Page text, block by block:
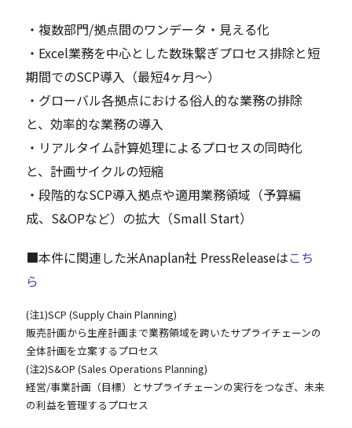
・複数部門/拠点間のワンデータ・見える化
・Excel業務を中心とした数珠繋ぎプロセス排除と短
期間でのSCP導入（最短4ヶ月～）
・グローバル各拠点における俗人的な業務の排除
と、効率的な業務の導入
・リアルタイム計算処理によるプロセスの同時化
と、計画サイクルの短縮
・段階的なSCP導入拠点や適用業務領域（予算編
成、S&OPなど）の拡大（Small Start）
■本件に関連した米Anaplan社 PressReleaseはこち
ら
(注1)SCP (Supply Chain Planning)
販売計画から生産計画まで業務領域を跨いたサプライチェーンの
全体計画を立案するプロセス
(注2)S&OP (Sales Operations Planning)
経営/事業計画（目標）とサプライチェーンの実行をつなぎ、未来
の利益を管理するプロセス